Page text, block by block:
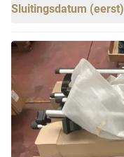
Sluitingsdatum (eerst)